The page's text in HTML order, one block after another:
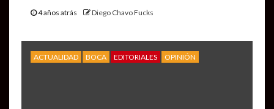
4 años atrás Diego Chavo Fucks
ACTUALIDAD BOCA EDITORIALES OPINIÓN